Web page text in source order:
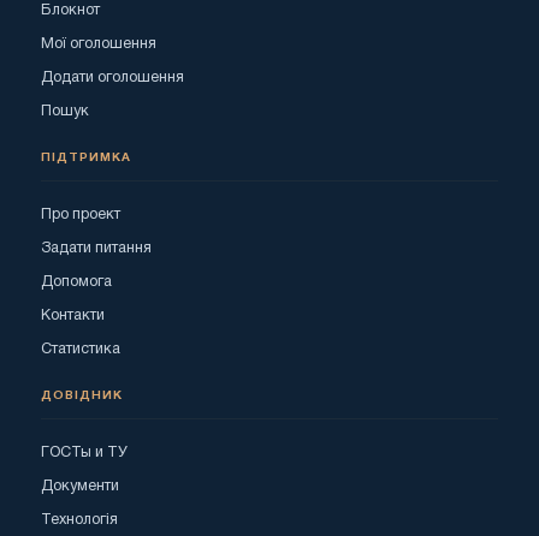
Блокнот
Мої оголошення
Додати оголошення
Пошук
ПІДТРИМКА
Про проект
Задати питання
Допомога
Контакти
Статистика
ДОВІДНИК
ГОСТы и ТУ
Документи
Технологія